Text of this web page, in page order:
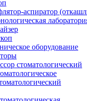
аспиратор
оборудование
стоматологический